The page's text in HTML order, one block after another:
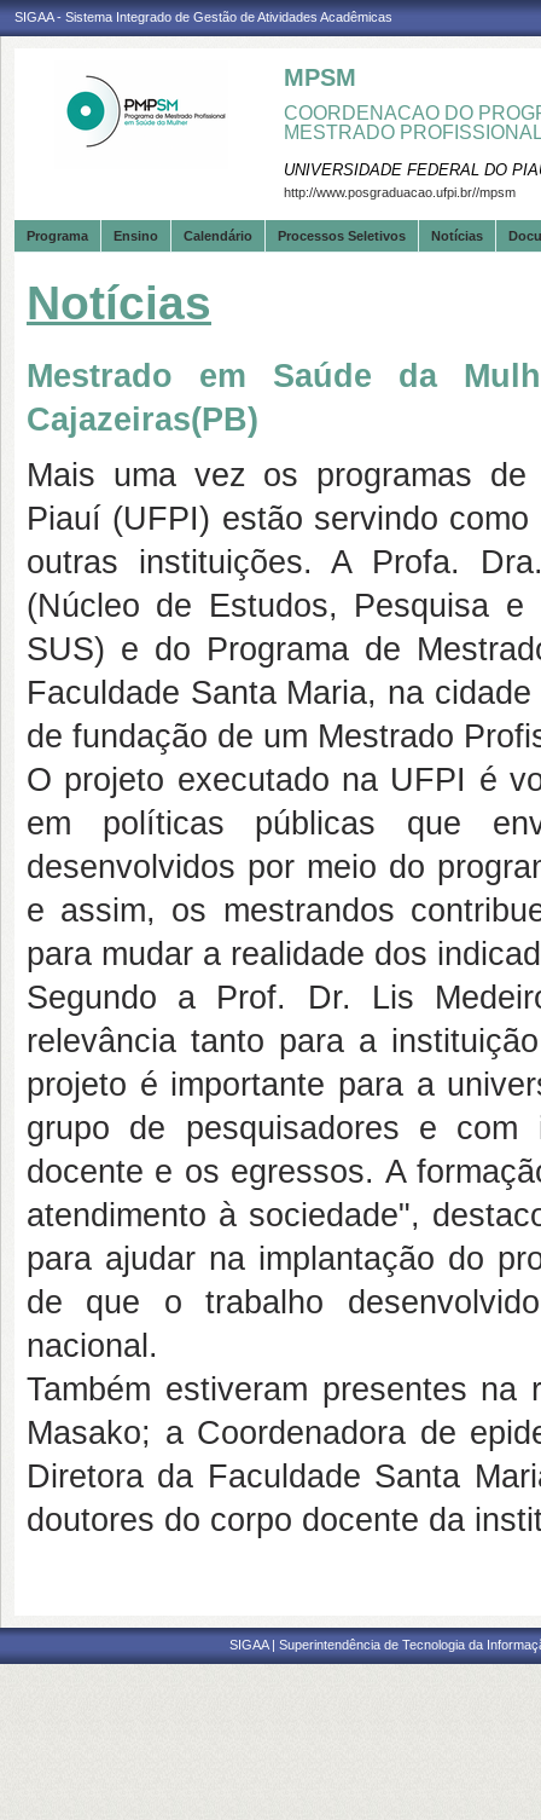
SIGAA - Sistema Integrado de Gestão de Atividades Acadêmicas
MPSM
COORDENACAO DO
MESTRADO
UNIVERSIDADE FEDERAL DO
http://www.posgraduacao.ufpi.br//mpsm
Programa Ensino Calendário Processos Seletivos Notícias
Notícias
Mestrado em Saúde da
Cajazeiras(PB)
Mais uma vez os programas de
Piauí (UFPI) estão servindo
outras instituições. A Profa.
(Núcleo de Estudos, Pesquisa
SUS) e do Programa de
Faculdade Santa Maria, na
de fundação de um Mestrado
O projeto executado na UFPI é
em políticas públicas que
desenvolvidos por meio do
e assim, os mestrandos
para mudar a realidade dos
Segundo a Prof. Dr. Lis
relevância tanto para a
projeto é importante para a
grupo de pesquisadores e
docente e os egressos. A
atendimento à sociedade",
para ajudar na implantação do
de que o trabalho
nacional.
Também estiveram presentes
Masako; a Coordenadora de
Diretora da Faculdade Santa
doutores do corpo docente da
SIGAA | Superintendência de Tecnologia da